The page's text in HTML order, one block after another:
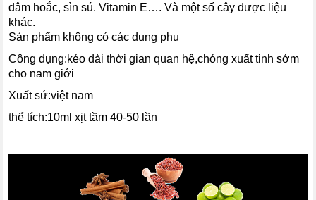
dâm hoắc, sìn sú. Vitamin E…. Và một số cây dược liệu
khác.
Sản phẩm không có các dụng phụ
Công dụng:kéo dài thời gian quan hệ,chóng xuất tinh sớm
cho nam giới
Xuất sứ:việt nam
thể tích:10ml xịt tầm 40-50 lần